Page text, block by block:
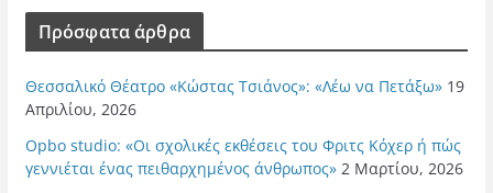
Πρόσφατα άρθρα
Θεσσαλικό Θέατρο «Κώστας Τσιάνος»: «Λέω να Πετάξω» 19
Απριλίου, 2026
Opbo studio: «Οι σχολικές εκθέσεις του Φριτς Κόχερ ή πώς
γεννιέται ένας πειθαρχημένος άνθρωπος» 2 Μαρτίου, 2026